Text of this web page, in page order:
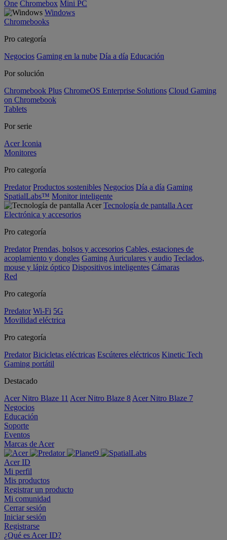
One Chromebox Mini PC
Windows
Chromebooks
Pro categoría
Negocios Gaming en la nube Día a día Educación
Por solución
Chromebook Plus ChromeOS Enterprise Solutions Cloud Gaming
on Chromebook
Tablets
Por serie
Acer Iconia
Monitores
Pro categoría
Predator Productos sostenibles Negocios Día a día Gaming
SpatialLabs™ Monitor inteligente
Tecnología de pantalla Acer
Electrónica y accesorios
Pro categoría
Predator Prendas, bolsos y accesorios Cables, estaciones de
acoplamiento y dongles Gaming Auriculares y audio Teclados,
mouse y lápiz óptico Dispositivos inteligentes Cámaras
Red
Pro categoría
Predator Wi-Fi 5G
Movilidad eléctrica
Pro categoría
Predator Bicicletas eléctricas Escúteres eléctricos Kinetic Tech
Gaming portátil
Destacado
Acer Nitro Blaze 11 Acer Nitro Blaze 8 Acer Nitro Blaze 7
Negocios
Educación
Soporte
Eventos
Marcas de Acer
Acer ID
Mi perfil
Mis productos
Registrar un producto
Mi comunidad
Cerrar sesión
Iniciar sesión
Registrarse
¿Qué es Acer ID?